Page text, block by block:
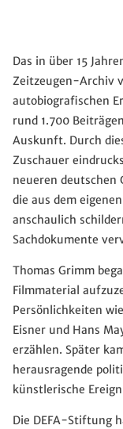
Das in über 15
Zeitzeugen-Archiv
autobiografischen
rund 1.700
Auskunft. Durch
Zuschauer
neueren deutschen
die aus dem
anschaulich
Sachdokumente
Thomas Grimm
Filmmaterial
Persönlichkeiten
Eisner und Hans
erzählen. Später
herausragende
künstlerische
Die DEFA-Stiftung